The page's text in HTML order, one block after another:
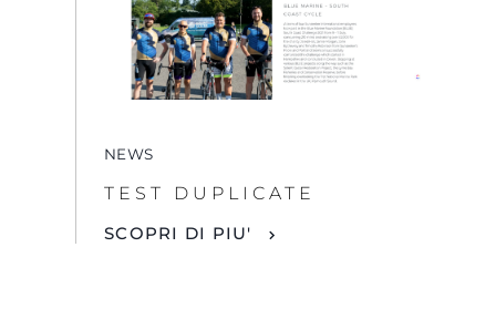
NEWS
TEST DUPLICATE
SCOPRI DI PIU'